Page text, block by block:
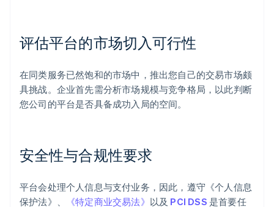
评估平台的市场切入可行性
在同类服务已然饱和的市场中，推出您自己的交易市场颇
具挑战。企业首先需分析市场规模与竞争格局，以此判断
您公司的平台是否具备成功入局的空间。
安全性与合规性要求
平台会处理个人信息与支付业务，因此，遵守《个人信息
保护法》、
《特定商业交易法》 以及 PCI DSS 是首要任